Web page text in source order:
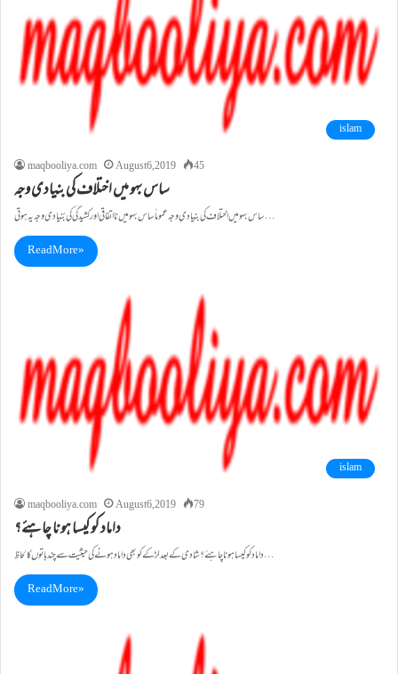
islam
maqbooliya.com
August 6, 2019 45
ساس بہو میں اختلاف کی بنیادی وجہ
ساس بہو میں اختلاف کی بنیادی وجہ عموماً ساس بہو میں نا اتفاقی اور کشیدگی کی بُنیادی وجہ یہ ہوتی…
Read More »
islam
maqbooliya.com
August 6, 2019 79
داماد کو کیسا ہونا چاہئے؟
داماد کو کیسا ہونا چاہئے؟ شادی کے بعد لڑکے کو بھی داماد ہونے کی حیثیّت سے چند باتوں کا لحاظ…
Read More »